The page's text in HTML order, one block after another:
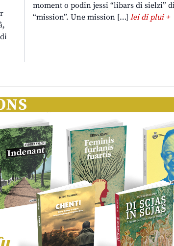
moment o podin jessi “libars di sielzi”
“mission”. Une mission […]lei di plui +